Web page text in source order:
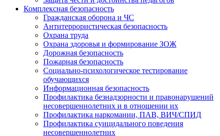
Комплексная безопасность
Гражданская оборона и ЧС
Антитеррористическая безопасность
Охрана труда
Охрана здоровья и формирование ЗОЖ
Дорожная безопасность
Пожарная безопасность
Социально-психологическое тестирование
обучающихся
Информационная безопасность
Профилактика безнадзорности и правонарушений
несовершеннолетних и в отношении их
Профилактика наркомании, ПАВ, ВИЧ/СПИД
Профилактика суицидального поведения
несовершеннолетних